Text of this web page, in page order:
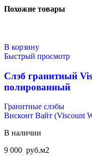
Похожие товары
В корзину
Быстрый просмотр
Слэб гранитный
полированный
Гранитные слэбы
Висконт Вайт (Viscount
В наличии
9 000 руб.м2